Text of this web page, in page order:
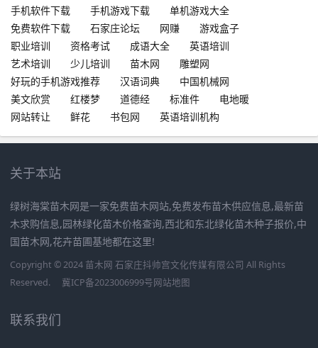
手机软件下载
手机游戏下载
单机游戏大全
免费软件下载
石家庄论坛 网赚
游戏盒子
职业培训
资格考试 成语大全
英语培训
艺术培训
少儿培训 苗木网
雕塑网
好玩的手机游戏推荐
汉语词典
中国机械网
美文欣赏
红楼梦 道德经 标准件
电地暖
网站转让
鲜花 书包网 英语培训机构
关于本站
绿树海棠苗木网是一家免费苗木网站,免费发布苗木供应信息,最新苗
木求购信息,园林绿化苗木价格查询,西北和东北绿化苗木种子报价,中
国苗木网,花卉苗圃基地都在这里!
Copyright © 2024 苗木网 石家庄抖帅宫文化传媒有限公司 All Rights
Reserved.
冀ICP备2023006999号网站地图
联系我们